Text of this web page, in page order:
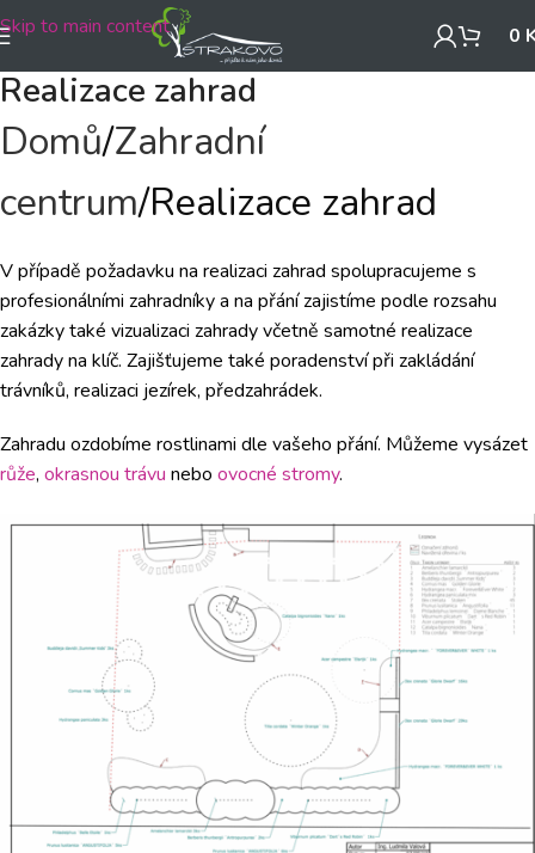
Skip to main content 0
Realizace zahrad
Domů Zahradní
centrum Realizace zahrad
V případě požadavku na realizaci zahrad spolupracujeme s
profesionálními zahradníky a na přání zajistíme podle rozsahu
zakázky také vizualizaci zahrady včetně samotné realizace
zahrady na klíč. Zajišťujeme také poradenství při zakládání
trávníků, realizaci jezírek, předzahrádek.
Zahradu ozdobíme rostlinami dle vašeho přání. Můžeme vysázet
růže, okrasnou trávu nebo ovocné stromy.